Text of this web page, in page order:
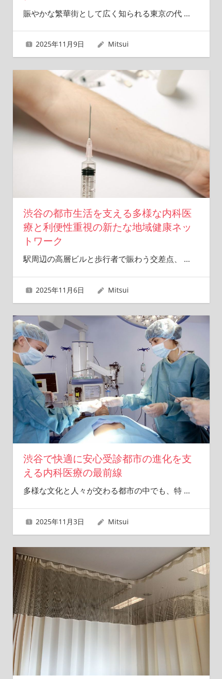
賑やかな繁華街として広く知られる東京の代 …
2025年11月9日 Mitsui
渋谷の都市生活を支える多様な内科医
療と利便性重視の新たな地域健康ネッ
トワーク
駅周辺の高層ビルと歩行者で賑わう交差点、 …
2025年11月6日 Mitsui
渋谷で快適に安心受診都市の進化を支
える内科医療の最前線
多様な文化と人々が交わる都市の中でも、特 …
2025年11月3日 Mitsui